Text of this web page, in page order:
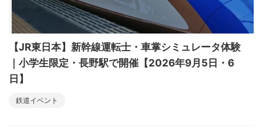
【JR東日本】新幹線運転士・車掌シミュレータ体験
｜小学生限定・長野駅で開催【2026年9月5日・6
日】
鉄道イベント